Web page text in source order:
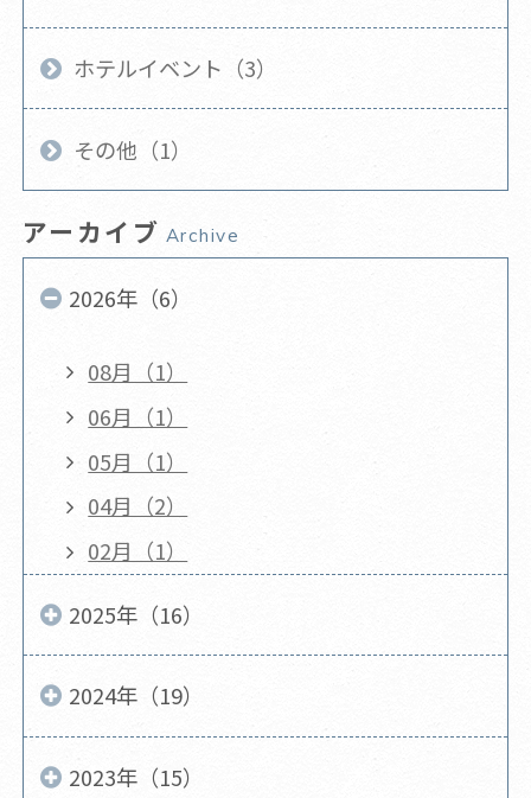
ホテルイベント（3）
その他（1）
アーカイブ Archive
2026年（6）
08月（1）
06月（1）
05月（1）
04月（2）
02月（1）
2025年（16）
2024年（19）
2023年（15）